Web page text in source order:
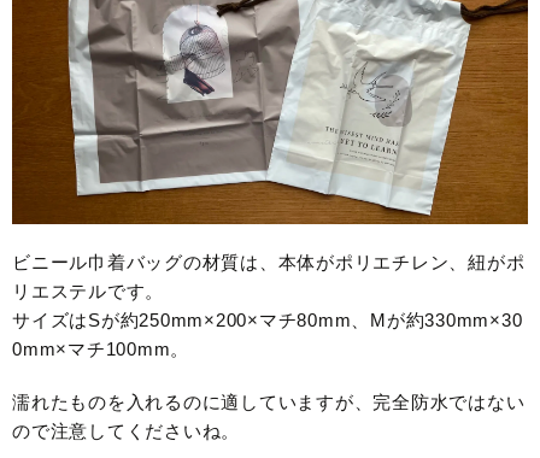
ビニール巾着バッグの材質は、本体がポリエチレン、紐がポ
リエステルです。
サイズはSが約250mm×200×マチ80mm、Mが約330mm×30
0mm×マチ100mm。
濡れたものを入れるのに適していますが、完全防水ではない
ので注意してくださいね。